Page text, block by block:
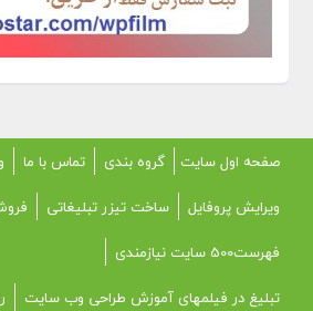
صفحه اول سایت گروه بندی تماس با ما
ویرایش پروفایل
ساخت تیزر تبلیغاتی
فهرست500 سایت نیازمندی
تبلیغ در فیلمهای آموزش طراحی وب سایت